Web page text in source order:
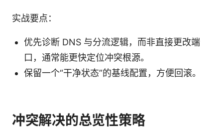
实战要点：
优先诊断 DNS 与分流逻辑，而非直接更改端
口，通常能更快定位冲突根源。
保留一个“干净状态”的基线配置，方便回滚。
冲突解决的总览性策略